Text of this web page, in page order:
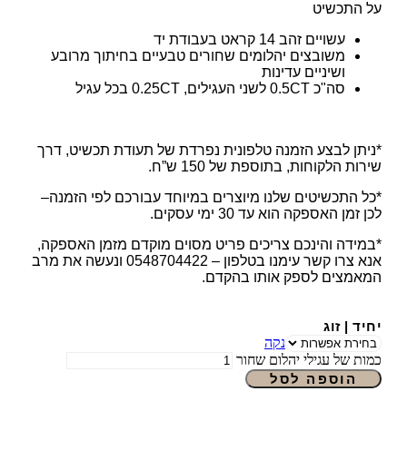
על התכשיט
עשויים זהב 14 קראט בעבודת יד
משובצים יהלומים שחורים טבעיים בחיתוך מרובע
ושיניים עדינות
סה"כ 0.5CT לשני העגילים, 0.25CT בכל עגיל
*ניתן לבצע הזמנה טלפונית נפרדת של תעודת תכשיט, דרך
שירות הלקוחות, בתוספת של 150 ש”ח.
*כל התכשיטים שלנו מיוצרים במיוחד עבורכם לפי הזמנה–
לכן זמן האספקה הוא עד 30 ימי עסקים.
*במידה והינכם צריכים פריט מסוים מוקדם מזמן האספקה,
אנא צרו קשר עימנו בטלפון – 0548704422 ונעשה את מרב
המאמצים לספק אותו בהקדם.
יחיד | זוג
נקה
כמות של עגילי יהלום שחור
הוספה לסל